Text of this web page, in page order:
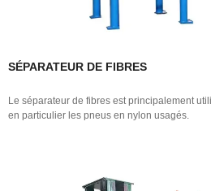
SÉPARATEUR DE FIBRES
Le séparateur de fibres est principalement
en particulier les pneus en nylon usagés.